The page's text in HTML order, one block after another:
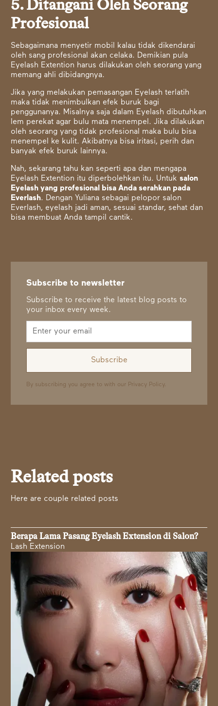
5. Ditangani Oleh Seorang
Profesional
Sebagaimana menyetir mobil kalau tidak dikendarai
oleh sang profesional akan celaka. Demikian pula
Eyelash Extention harus dilakukan oleh seorang yang
memang ahli dibidangnya.
Jika yang melakukan pemasangan Eyelash terlatih
maka tidak menimbulkan efek buruk bagi
penggunanya. Misalnya saja dalam Eyelash dibutuhkan
lem perekat agar bulu mata menempel. Jika dilakukan
oleh seorang yang tidak profesional maka bulu bisa
menempel ke kulit. Akibatnya bisa iritasi, perih dan
banyak efek buruk lainnya.
Nah, sekarang tahu kan seperti apa dan mengapa
Eyelash Extention itu diperbolehkan itu. Untuksalon
Eyelash yang profesional bisa Anda serahkan pada
Everlash. Dengan Yuliana sebagai pelopor salon
Everlash, eyelash jadi aman, sesuai standar, sehat dan
bisa membuat Anda tampil cantik.
Subscribe to newsletter
Subscribe to receive the latest blog posts to
your inbox every week.
By subscribing you agree to with our Privacy Policy.
Related posts
Here are couple related posts
Berapa Lama Pasang Eyelash Extension di Salon?
Lash Extension